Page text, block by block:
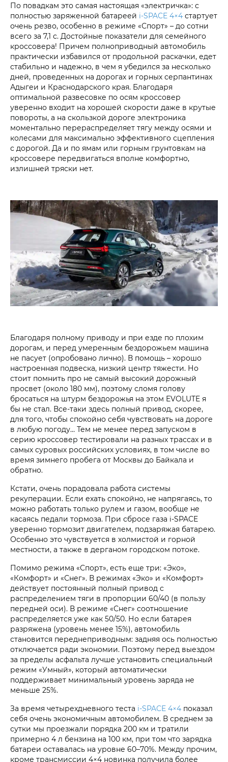
По повадкам это самая настоящая «электричка»: с
полностью заряженной батареей i‑SPACE 4×4 стартует
очень резво, особенно в режиме «Спорт» – до сотни
всего за 7,1 с. Достойные показатели для семейного
кроссовера! Причем полноприводный автомобиль
практически избавился от продольной раскачки, едет
стабильно и надежно, в чем я убедился за несколько
дней, проведенных на дорогах и горных серпантинах
Адыгеи и Краснодарского края. Благодаря
оптимальной развесовке по осям кроссовер
уверенно входит на хорошей скорости даже в крутые
повороты, а на скользкой дороге электроника
моментально перераспределяет тягу между осями и
колесами для максимально эффективного сцепления
с дорогой. Да и по ямам или горным грунтовкам на
кроссовере передвигаться вполне комфортно,
излишней тряски нет.
Благодаря полному приводу и при езде по плохим
дорогам, и перед умеренным бездорожьем машина
не пасует (опробовано лично). В помощь – хорошо
настроенная подвеска, низкий центр тяжести. Но
стоит помнить про не самый высокий дорожный
просвет (около 180 мм), поэтому сломя голову
бросаться на штурм бездорожья на этом EVOLUTE я
бы не стал. Все-таки здесь полный привод, скорее,
для того, чтобы спокойно себя чувствовать на дороге
в любую погоду… Тем не менее перед запуском в
серию кроссовер тестировали на разных трассах и в
самых суровых российских условиях, в том числе во
время зимнего пробега от Москвы до Байкала и
обратно.
Кстати, очень порадовала работа системы
рекуперации. Если ехать спокойно, не напрягаясь, то
можно работать только рулем и газом, вообще не
касаясь педали тормоза. При сбросе газа i‑SPACE
уверенно тормозит двигателем, подзаряжая батарею.
Особенно это чувствуется в холмистой и горной
местности, а также в дерганом городском потоке.
Помимо режима «Спорт», есть еще три: «Эко»,
«Комфорт» и «Снег». В режимах «Эко» и «Комфорт»
действует постоянный полный привод с
распределением тяги в пропорции 60/40 (в пользу
передней оси). В режиме «Снег» соотношение
распределяется уже как 50/50. Но если батарея
разряжена (уровень менее 15%), автомобиль
становится переднеприводным: задняя ось полностью
отключается ради экономии. Поэтому перед выездом
за пределы асфальта лучше установить специальный
режим «Умный», который автоматически
поддерживает минимальный уровень заряда не
меньше 25%.
За время четырехдневного теста i‑SPACE 4×4 показал
себя очень экономичным автомобилем. В среднем за
сутки мы проезжали порядка 200 км и тратили
примерно 4 л бензина на 100 км, при том что зарядка
батареи оставалась на уровне 60–70%. Между прочим,
кроме трансмиссии 4×4 новинка получила более